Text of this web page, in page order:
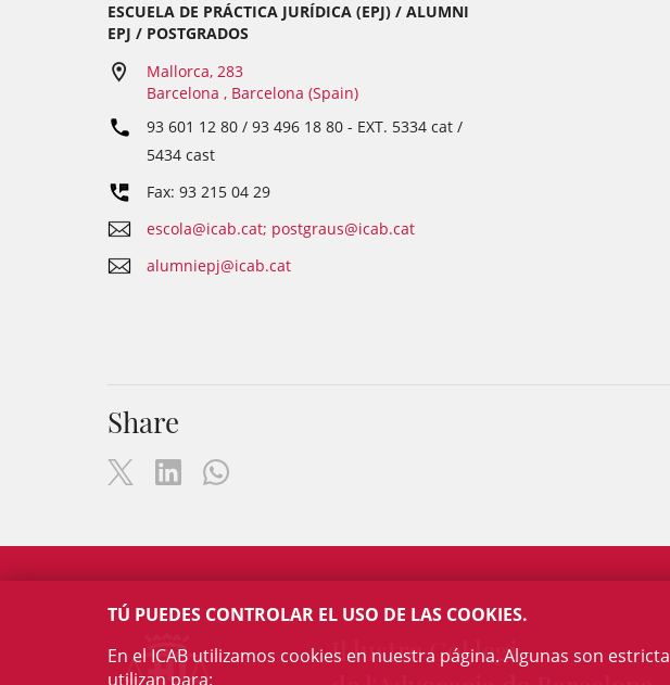
ESCUELA DE PRÁCTICA JURÍDICA (EPJ) / ALUMNI
EPJ / POSTGRADOS
Mallorca, 283
Barcelona , Barcelona (Spain)
93 601 12 80 / 93 496 18 80 - EXT. 5334 cat /
5434 cast
Fax: 93 215 04 29
escola@icab.cat; postgraus@icab.cat
alumniepj@icab.cat
Share
Il·lustre Col·legi
TÚ PUEDES CONTROLAR EL USO DE LAS COOKIES.
En el ICAB utilizamos cookies en nuestra página. Algunas son
utilizan para: